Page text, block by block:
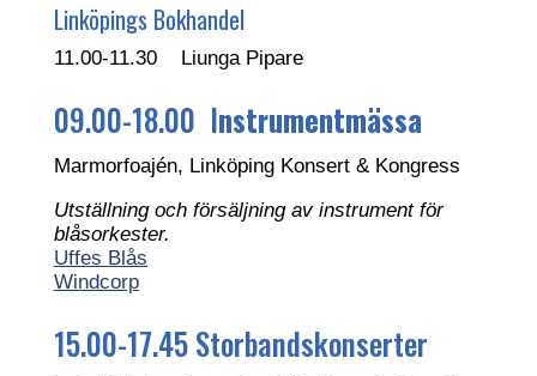
Linköpings Bokhandel
11.00-11.30 Liunga Pipare
09.00-18.00 Instrumentmässa
Marmorfoajén, Linköping Konsert & Kongress
Utställning och försäljning av instrument för
blåsorkester.
Uffes Blås
Windcorp
15.00-17.45 Storbandskonserter